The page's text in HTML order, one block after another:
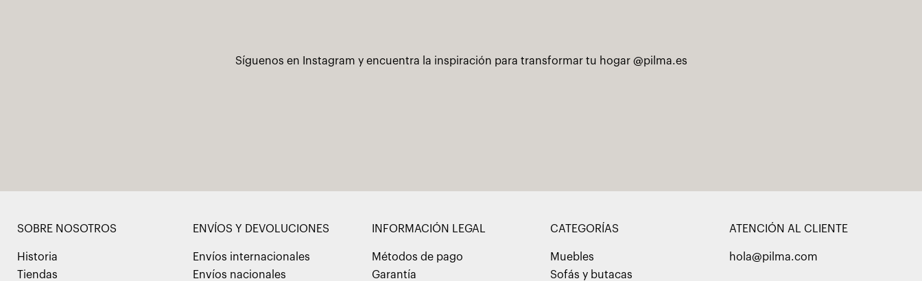
Síguenos en Instagram y encuentra la inspiración para transformar tu hogar @pilma.es
SOBRE NOSOTROS
Historia
Tiendas
ENVÍOS Y DEVOLUCIONES
Envíos internacionales
Envíos nacionales
INFORMACIÓN LEGAL
Métodos de pago
Garantía
CATEGORÍAS
Muebles
Sofás y butacas
ATENCIÓN AL CLIENTE
hola@pilma.com